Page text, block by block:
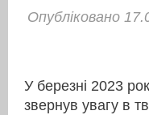
Опубліковано
У березні 2023
звернув увагу в